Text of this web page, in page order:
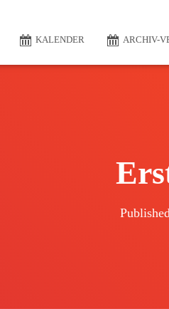
KALENDER ARCHIV-